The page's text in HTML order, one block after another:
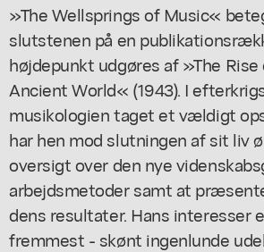
»The Wellsprings of Music«
slutstenen på en
højdepunkt udgøres af »The
Ancient World« (1943). I
musikologien taget et vældigt
har hen mod slutningen af sit liv
oversigt over den nye
arbejdsmetoder samt at
dens resultater. Hans interesser
fremmest - skønt ingenlunde